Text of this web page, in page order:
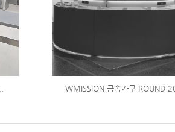
WMISSION 금속가구 ROUND